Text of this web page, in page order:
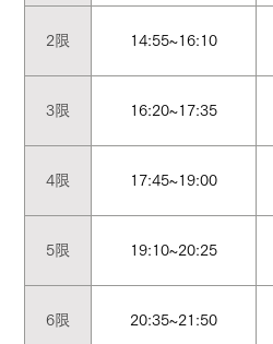
2限 14:55~16:10
3限 16:20~17:35
4限 17:45~19:00
5限 19:10~20:25
6限 20:35~21:50